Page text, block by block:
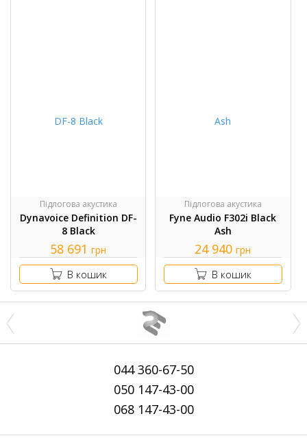
Підлогова акустика
Dynavoice Definition DF-
8 Black
58 691 грн
В кошик
Підлогова акустика
Fyne Audio F302i Black
Ash
24 940 грн
В кошик
044360-67-50
050147-43-00
068147-43-00